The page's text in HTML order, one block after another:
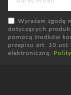
Wyrażam zgodę
dotyczących
pomocą środków
przepisu art. 10
elektroniczną.